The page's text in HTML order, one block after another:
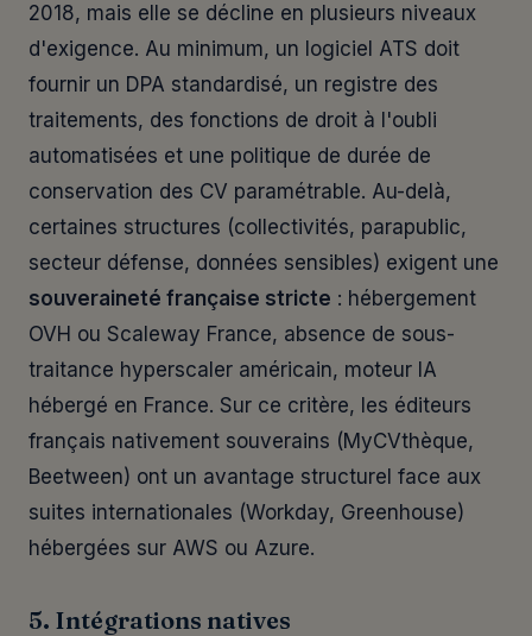
2018, mais elle se décline en plusieurs niveaux
d'exigence. Au minimum, un logiciel ATS doit
fournir un DPA standardisé, un registre des
traitements, des fonctions de droit à l'oubli
automatisées et une politique de durée de
conservation des CV paramétrable. Au-delà,
certaines structures (collectivités, parapublic,
secteur défense, données sensibles) exigent une
souveraineté française stricte : hébergement
OVH ou Scaleway France, absence de sous-
traitance hyperscaler américain, moteur IA
hébergé en France. Sur ce critère, les éditeurs
français nativement souverains (MyCVthèque,
Beetween) ont un avantage structurel face aux
suites internationales (Workday, Greenhouse)
hébergées sur AWS ou Azure.
5. Intégrations natives